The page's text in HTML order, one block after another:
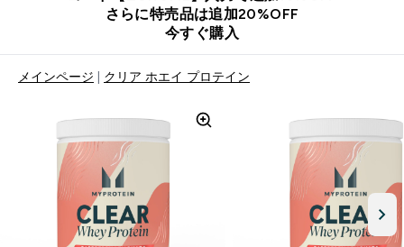
さらに特売品は追加20%OFF
今すぐ購入
メインページ クリア ホエイ プロテイン